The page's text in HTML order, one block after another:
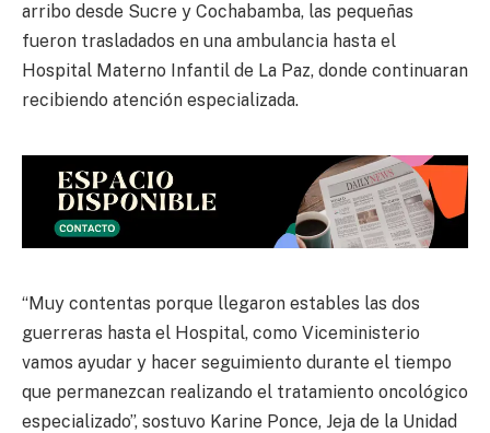
arribo desde Sucre y Cochabamba, las pequeñas
fueron trasladados en una ambulancia hasta el
Hospital Materno Infantil de La Paz, donde continuaran
recibiendo atención especializada.
“Muy contentas porque llegaron estables las dos
guerreras hasta el Hospital, como Viceministerio
vamos ayudar y hacer seguimiento durante el tiempo
que permanezcan realizando el tratamiento oncológico
especializado”, sostuvo Karine Ponce, Jeja de la Unidad